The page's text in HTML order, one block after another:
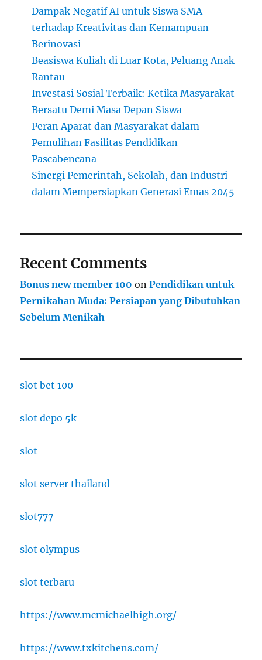
Dampak Negatif AI untuk Siswa SMA
terhadap Kreativitas dan Kemampuan
Berinovasi
Beasiswa Kuliah di Luar Kota, Peluang Anak
Rantau
Investasi Sosial Terbaik: Ketika Masyarakat
Bersatu Demi Masa Depan Siswa
Peran Aparat dan Masyarakat dalam
Pemulihan Fasilitas Pendidikan
Pascabencana
Sinergi Pemerintah, Sekolah, dan Industri
dalam Mempersiapkan Generasi Emas 2045
Recent Comments
Bonus new member 100 onPendidikan untuk
Pernikahan Muda: Persiapan yang Dibutuhkan
Sebelum Menikah
slot bet 100
slot depo 5k
slot
slot server thailand
slot777
slot olympus
slot terbaru
https://www.mcmichaelhigh.org/
https://www.txkitchens.com/